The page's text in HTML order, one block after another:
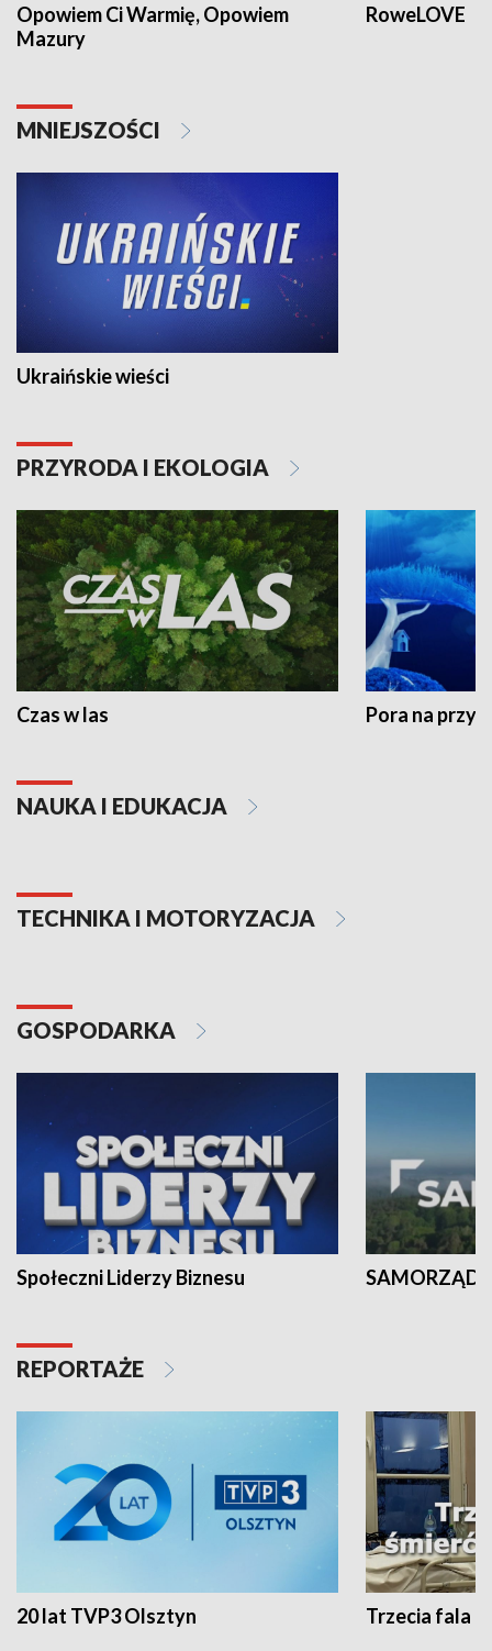
Opowiem Ci Warmię, Opowiem
Mazury
RoweLOVE
MNIEJSZOŚCI
Ukraińskie wieści
PRZYRODA I EKOLOGIA
Czas w las Pora na
NAUKA I EDUKACJA
TECHNIKA I MOTORYZACJA
GOSPODARKA
Społeczni Liderzy Biznesu SAMORZĄD
REPORTAŻE
20 lat TVP3 Olsztyn Trzecia fala -